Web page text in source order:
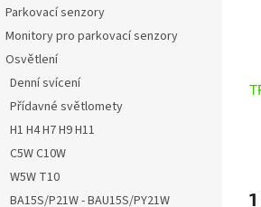
Parkovací senzory
Monitory pro parkovací senzory
Osvětlení
Denní svícení
Přídavné světlomety
H1 H4 H7 H9 H11
C5W C10W
W5W T10
BA15S/P21W - BAU15S/PY21W